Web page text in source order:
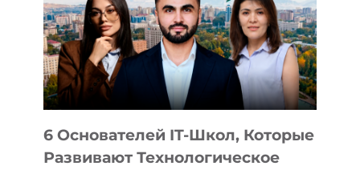
НОВОГО
УСТРОЙСТВА
ОТ
OPENAI
6 Основателей IT-Школ, Которые
Развивают Технологическое